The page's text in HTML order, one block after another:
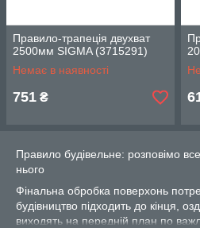
Правило-трапеція двухват
2500мм SIGMA (3715291)
Немає в наявності
751 ₴
Правило будівельне: розповімо
нього
Фінальна обробка поверхонь
будівництво підходить до кінця,
виходять на передній план по